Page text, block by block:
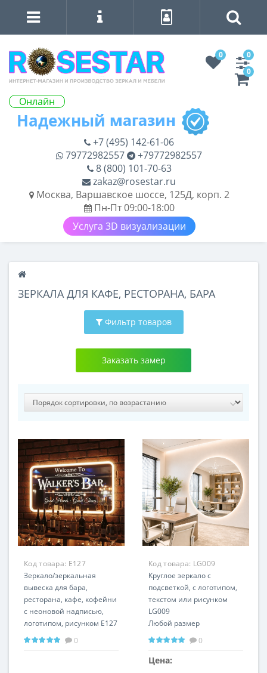
Онлайн
0
0
0
+7 (495) 142-61-06
79772982557
+79772982557
8 (800) 101-70-63
zakaz@rosestar.ru
Москва, Варшавское шоссе, 125Д, корп. 2
Пн-Пт 09:00-18:00
Услуга 3D визуализации
ЗЕРКАЛА ДЛЯ КАФЕ, РЕСТОРАНА, БАРА
Фильтр товаров
Заказать замер
Код товара: E127
Зеркало/зеркальная
вывеска для бара,
ресторана, кафе, кофейни
с неоновой надписью,
логотипом, рисунком E127
0
Код товара: LG009
Круглое зеркало с
подсветкой, с логотипом,
текстом или рисунком
LG009
Любой размер
0
Цена: